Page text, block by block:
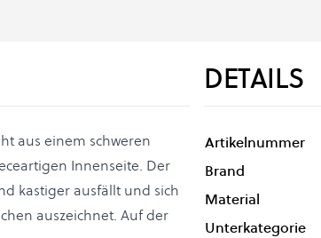
aus einem schweren
Innenseite. Der
kastiger ausfällt und sich
auszeichnet. Auf der
DETAILS
Artikelnummer
Brand
Material
Unterkategorie